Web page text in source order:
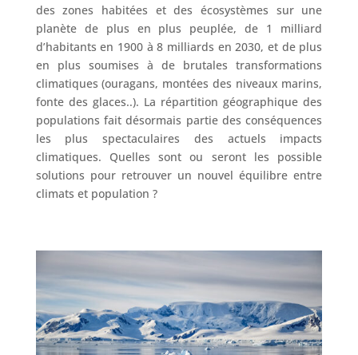
des zones habitées et des écosystèmes sur une
planète de plus en plus peuplée, de 1 milliard
d’habitants en 1900 à 8 milliards en 2030, et de plus
en plus soumises à de brutales transformations
climatiques (ouragans, montées des niveaux marins,
fonte des glaces..). La répartition géographique des
populations fait désormais partie des conséquences
les plus spectaculaires des actuels impacts
climatiques. Quelles sont ou seront les possible
solutions pour retrouver un nouvel équilibre entre
climats et population ?